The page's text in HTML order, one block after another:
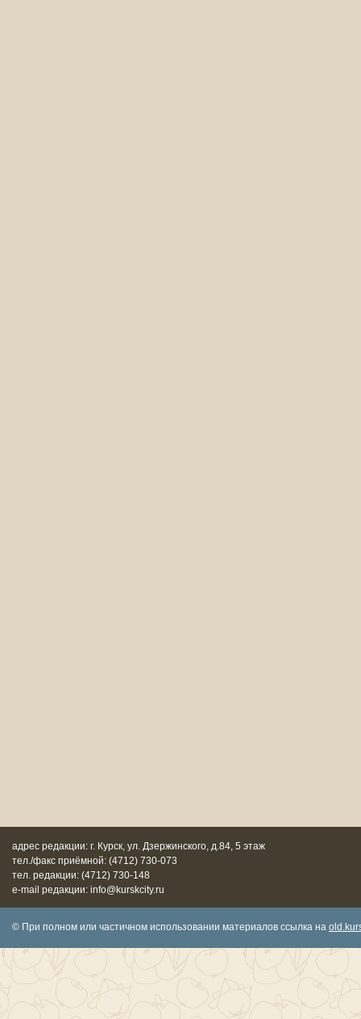
адрес редакции: г. Курск, ул. Дзержинского, д.84, 5 этаж
тел./факс приёмной: (4712) 730-073
тел. редакции: (4712) 730-148
e-mail редакции: info@kurskcity.ru
© При полном или частичном использовании материалов ссылка на